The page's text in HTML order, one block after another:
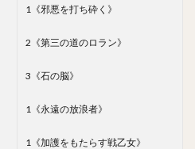
1《邪悪を打ち砕く》
2《第三の道のロラン》
3《石の脳》
1《永遠の放浪者》
1《加護をもたらす戦乙女》